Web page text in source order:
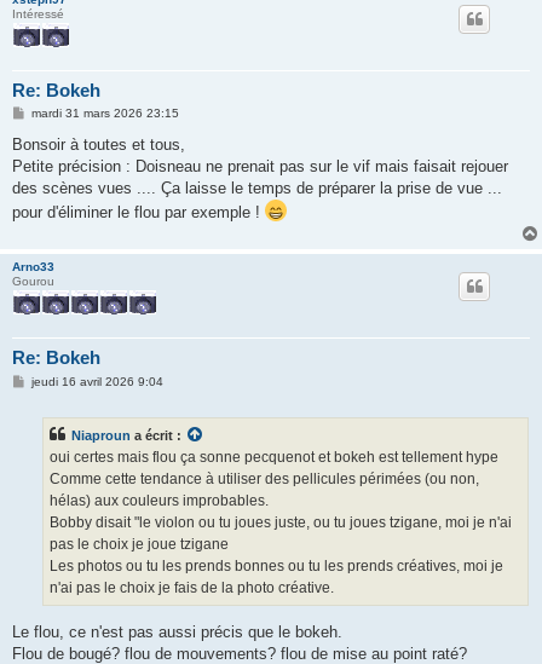
Intéressé
Re: Bokeh
M
s
a
g
mardi 31 mars 2026 23:15
Bonsoir à toutes et tous,
Petite précision : Doisneau ne prenait pas sur le vif mais faisait rejouer
des scènes vues .... Ça laisse le temps de préparer la prise de vue ...
pour d'éliminer le flou par exemple !
Arno33
Gourou
Re: Bokeh
Mjeudi 16 avril 2026 9:04
Niaproun a écrit :
oui certes mais flou ça sonne pecquenot et bokeh est tellement hype
Comme cette tendance à utiliser des pellicules périmées (ou non,
hélas) aux couleurs improbables.
Bobby disait "le violon ou tu joues juste, ou tu joues tzigane, moi je n'ai
pas le choix je joue tzigane
Les photos ou tu les prends bonnes ou tu les prends créatives, moi je
n'ai pas le choix je fais de la photo créative.
Le flou, ce n'est pas aussi précis que le bokeh.
Flou de bougé? flou de mouvements? flou de mise au point raté?